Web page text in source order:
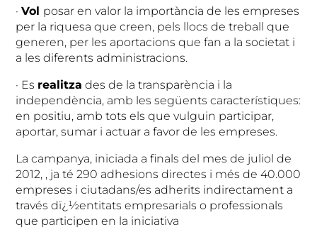
· Vol posar en valor la importància de les empreses
per la riquesa que creen, pels llocs de treball que
generen, per les aportacions que fan a la societat i
a les diferents administracions.
· Es realitza des de la transparència i la
independència, amb les següents característiques:
en positiu, amb tots els que vulguin participar,
aportar, sumar i actuar a favor de les empreses.
La campanya, iniciada a finals del mes de juliol de
2012, , ja té 290 adhesions directes i més de 40.000
empreses i ciutadans/es adherits indirectament a
través dï¿½entitats empresarials o professionals
que participen en la iniciativa